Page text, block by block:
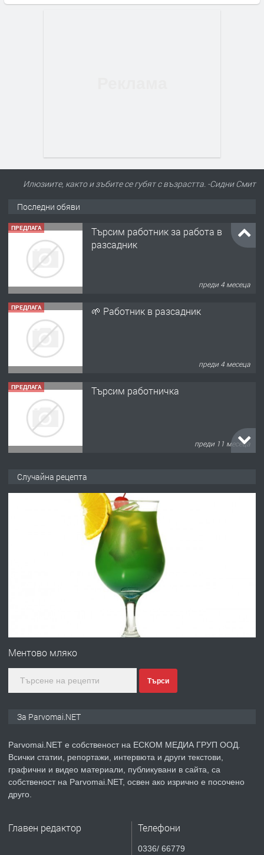
Илюзиите, както и зъбите се губят с възрастта. -Сидни Смит
Последни обяви
ПРЕДЛАГА
Търсим работник за работа в
разсадник
преди 4 месеца
ПРЕДЛАГА 🌱 Работник в разсадник
преди 4 месеца
ПРЕДЛАГА Търсим работничка
преди 11 месеца
Работа за общи работници
Първи поход "По стъпките на Ангел
преди 1 година
ПРЕДЛАГА Уроци по Математика
Случайна рецепта
Ментово мляко
Търси
За Parvomai.NET
Parvomai.NET е собственост на ЕСКОМ МЕДИА ГРУП ООД.
Всички статии, репортажи, интервюта и други текстови,
графични и видео материали, публикувани в сайта, са
собственост на Parvomai.NET, освен ако изрично е посочено
друго.
Главен редактор Телефони
0336/ 66779